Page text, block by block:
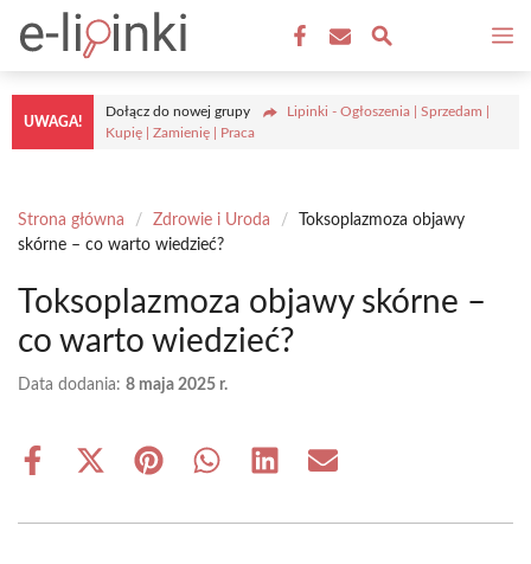
treści
UWAGA!
Dołącz do nowej grupy
Lipinki - Ogłoszenia | Sprzedam |
Kupię | Zamienię | Praca
Strona główna / Zdrowie i Uroda /
Toksoplazmoza objawy
skórne – co warto wiedzieć?
Toksoplazmoza objawy skórne –
co warto wiedzieć?
Data dodania: 8 maja 2025 r.
Share
Share
(Twitter)
Share Share Share Share